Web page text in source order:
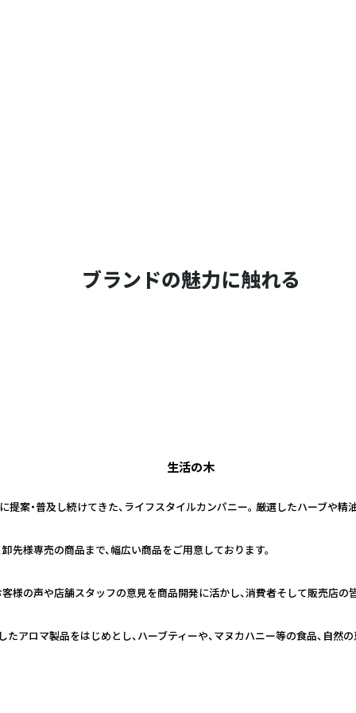
ブランドの魅力に触れる
生活の木
に提案・普及し続けてきた、ライフスタイルカンパニー。 厳選したハーブや
先様専売の商品まで、幅広い商品をご用意しております。
様の声や店舗スタッフの意見を商品開発に活かし、消費者そして販売店の
たアロマ製品をはじめとし、ハーブティーや、マヌカハニー等の食品、自然